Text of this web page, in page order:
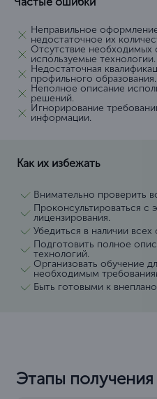
Неправильное
недостаточное их
Отсутствие необходимых
используемые технологии.
Недостаточная
профильного образования.
Неполное описание
решений.
Игнорирование
информации.
Как их избежать
Внимательно проверить
Проконсультироваться с
лицензирования.
Убедиться в наличии
Подготовить полное
технологий.
Организовать обучение
необходимым
Быть готовыми к
Этапы